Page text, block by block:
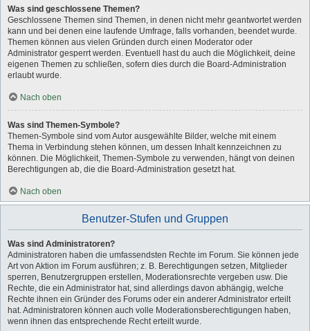
Was sind geschlossene Themen?
Geschlossene Themen sind Themen, in denen nicht mehr geantwortet werden
kann und bei denen eine laufende Umfrage, falls vorhanden, beendet wurde.
Themen können aus vielen Gründen durch einen Moderator oder
Administrator gesperrt werden. Eventuell hast du auch die Möglichkeit, deine
eigenen Themen zu schließen, sofern dies durch die Board-Administration
erlaubt wurde.
Nach oben
Was sind Themen-Symbole?
Themen-Symbole sind vom Autor ausgewählte Bilder, welche mit einem
Thema in Verbindung stehen können, um dessen Inhalt kennzeichnen zu
können. Die Möglichkeit, Themen-Symbole zu verwenden, hängt von deinen
Berechtigungen ab, die die Board-Administration gesetzt hat.
Nach oben
Benutzer-Stufen und Gruppen
Was sind Administratoren?
Administratoren haben die umfassendsten Rechte im Forum. Sie können jede
Art von Aktion im Forum ausführen; z. B. Berechtigungen setzen, Mitglieder
sperren, Benutzergruppen erstellen, Moderationsrechte vergeben usw. Die
Rechte, die ein Administrator hat, sind allerdings davon abhängig, welche
Rechte ihnen ein Gründer des Forums oder ein anderer Administrator erteilt
hat. Administratoren können auch volle Moderationsberechtigungen haben,
wenn ihnen das entsprechende Recht erteilt wurde.